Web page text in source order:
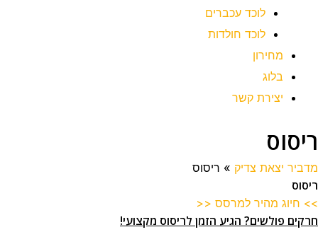
לוכד עכברים
לוכד חולדות
מחירון
בלוג
יצירת קשר
ריסוס
מדביר יצאת צדיק » ריסוס
ריסוס
>> חיוג מהיר למרסס <<
חרקים פולשים? הגיע הזמן לריסוס מקצועי!